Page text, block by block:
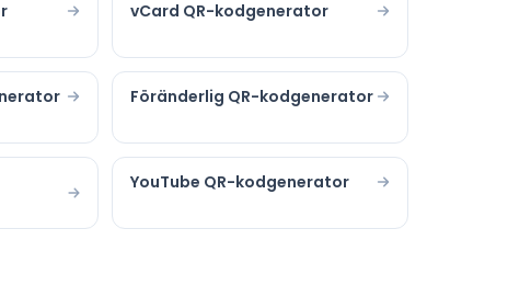
vCard QR-kodgenerator
Föränderlig QR-kodgenerator
YouTube QR-kodgenerator